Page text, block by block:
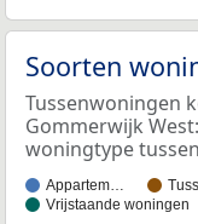
Soorten
Tussenwoningen
Gommerwijk
woningtype
Appartem…
Vrijstaande woningen